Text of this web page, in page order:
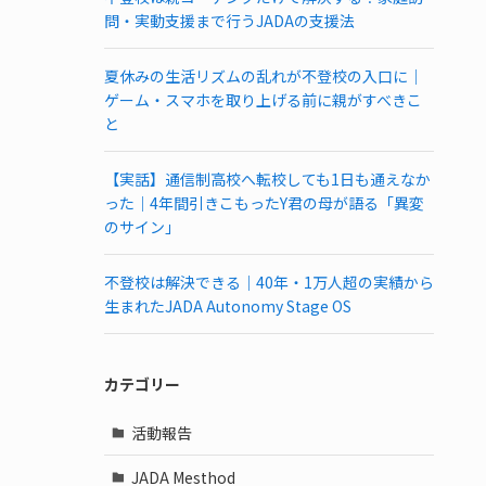
問・実動支援まで行うJADAの支援法
夏休みの生活リズムの乱れが不登校の入口に｜
ゲーム・スマホを取り上げる前に親がすべきこ
と
【実話】通信制高校へ転校しても1日も通えなか
った｜4年間引きこもったY君の母が語る「異変
のサイン」
不登校は解決できる｜40年・1万人超の実績から
生まれたJADA Autonomy Stage OS
カテゴリー
活動報告
JADA Mesthod